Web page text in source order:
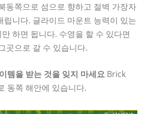
동쪽으로 섬으로 향하고 절벽 가장자
립니다. 글라이드 마운트 능력이 있는
하면 됩니다. 수영을 할 수 있다면
곳으로 갈 수 있습니다.
템을 받는 것을 잊지 마세요 Brick
동쪽 해안에 있습니다.